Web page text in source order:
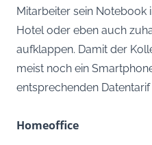
Mitarbeiter sein Notebook
Hotel oder eben auch
aufklappen. Damit der
meist noch ein
entsprechenden
Homeoffice